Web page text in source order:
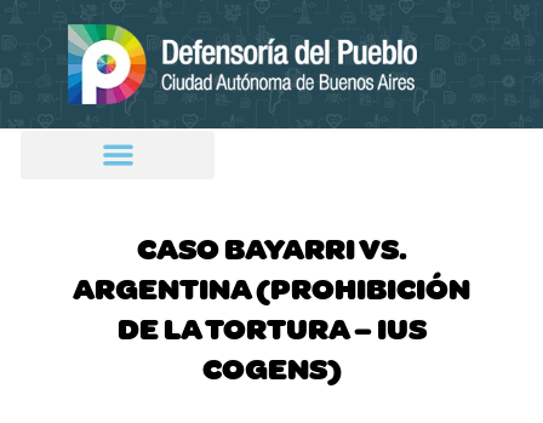
CASO BAYARRI VS.
ARGENTINA (PROHIBICIÓN
DE LA TORTURA – IUS
COGENS)